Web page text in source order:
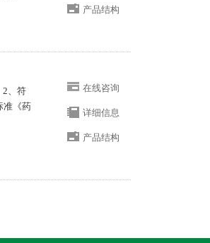
产品结构
2、符
准《药
在线咨询
详细信息
产品结构